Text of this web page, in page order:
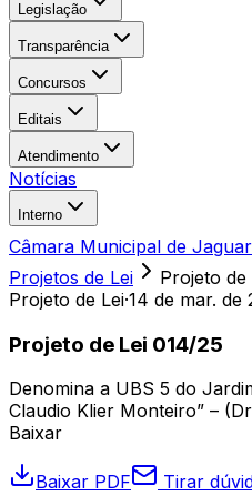
Legislação
Transparência
Concursos
Editais
Atendimento
Notícias
Interno
Câmara Municipal de
Projetos de Lei
Projeto de
Projeto de Lei·14 de mar. de
Projeto de Lei 014/25
Denomina a UBS 5 do
Claudio Klier Monteiro” –
Baixar
Baixar PDF
Tirar